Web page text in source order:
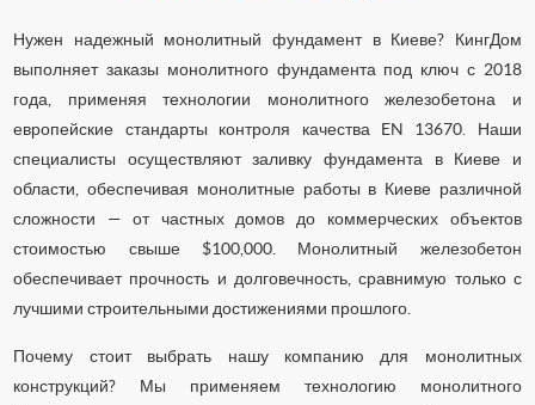
Нужен надежный монолитный фундамент в Киеве? КингДом
выполняет заказы монолитного фундамента под ключ с 2018
года, применяя технологии монолитного железобетона и
европейские стандарты контроля качества EN 13670. Наши
специалисты осуществляют заливку фундамента в Киеве и
области, обеспечивая монолитные работы в Киеве различной
сложности — от частных домов до коммерческих объектов
стоимостью свыше $100,000. Монолитный железобетон
обеспечивает прочность и долговечность, сравнимую только с
лучшими строительными достижениями прошлого.
Почему стоит выбрать нашу компанию для монолитных
конструкций? Мы применяем технологию монолитного